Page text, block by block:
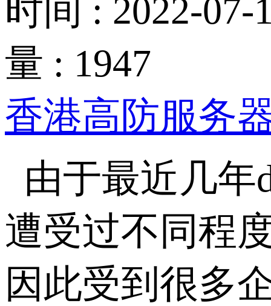
时间 : 2022-07-
量 : 1947
香港高防服务
由于最近几年
遭受过不同程
因此受到很多